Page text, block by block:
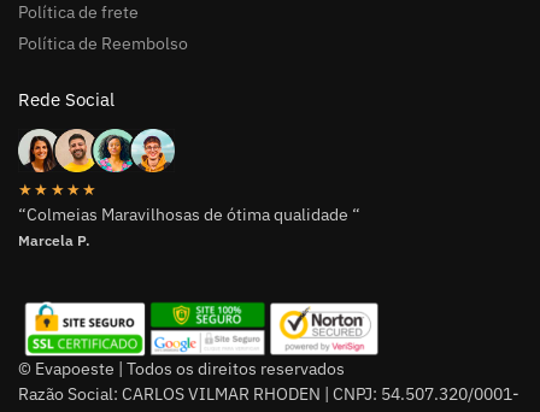
Política de frete
Política de Reembolso
Rede Social
★★★★★
“Colmeias Maravilhosas de ótima qualidade “
Marcela P.
© Evapoeste | Todos os direitos reservados
Razão Social: CARLOS VILMAR RHODEN | CNPJ: 54.507.320/0001-